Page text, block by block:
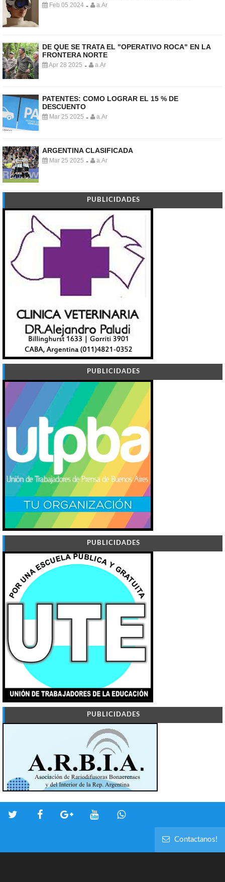
Feb 05 2024 - a.Ar
DE QUE SE TRATA EL "OPERATIVO ROCA" EN LA
FRONTERA NORTE
Apr 28 2025 - a.Ar
PATENTES: COMO LOGRAR EL 15 % DE
DESCUENTO
Mar 25 2025 - a.Ar
ARGENTINA CLASIFICADA
Mar 25 2025 - a.Ar
PUBLICIDADES
PUBLICIDADES
PUBLICIDADES
PUBLICIDADES
Contactanos!